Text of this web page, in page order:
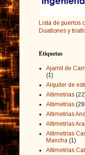
Lista de puertos
Duatlones y
Etiquetas
Ajamil de
(1)
Alquiler de
Altimetrias
Altimetrías
Altimetrías
Altimetrías
Altimetrías
Mancha (1)
Altimetrías